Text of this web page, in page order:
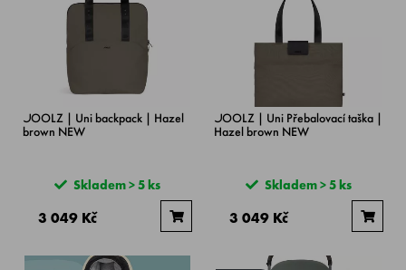
JOOLZ | Uni backpack | Hazel
brown NEW
Skladem > 5 ks
3 049 Kč
JOOLZ | Uni Přebalovací taška |
Hazel brown NEW
Skladem > 5 ks
3 049 Kč